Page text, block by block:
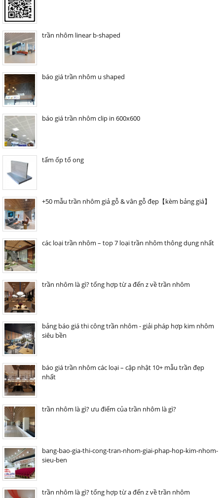
trần nhôm linear b-shaped
báo giá trần nhôm u shaped
báo giá trần nhôm clip in 600x600
tấm ốp tổ ong
+50 mẫu trần nhôm giả gỗ & vân gỗ đẹp【kèm bảng giá】
các loại trần nhôm – top 7 loại trần nhôm thông dụng nhất
trần nhôm là gì? tổng hợp từ a đến z về trần nhôm
bảng báo giá thi công trần nhôm - giải pháp hợp kim nhôm
siêu bền
báo giá trần nhôm các loại – cập nhật 10+ mẫu trần đẹp
nhất
trần nhôm là gì? ưu điểm của trần nhôm là gì?
bang-bao-gia-thi-cong-tran-nhom-giai-phap-hop-kim-nhom-
sieu-ben
trần nhôm là gì? tổng hợp từ a đến z về trần nhôm